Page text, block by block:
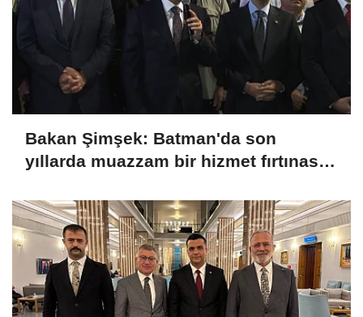
Bakan Şimşek: Batman'da son
yıllarda muazzam bir hizmet fırtınası